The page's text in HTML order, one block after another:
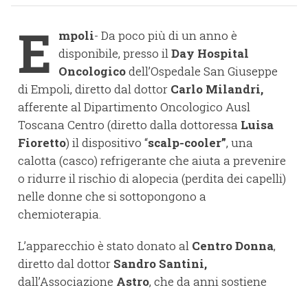
E mpoli- Da poco più di un anno è
disponibile, presso ilDay Hospital
Oncologicodell’Ospedale San Giuseppe
di Empoli, diretto dal dottor Carlo Milandri,
afferente al Dipartimento Oncologico Ausl
Toscana Centro (diretto dalla dottoressa Luisa
Fioretto) il dispositivo “scalp-cooler”, una
calotta (casco) refrigerante che aiuta a prevenire
o ridurre il rischio di alopecia (perdita dei capelli)
nelle donne che si sottopongono a
chemioterapia.
L’apparecchio è stato donato al Centro Donna,
diretto dal dottor Sandro Santini,
dall’Associazione Astro, che da anni sostiene